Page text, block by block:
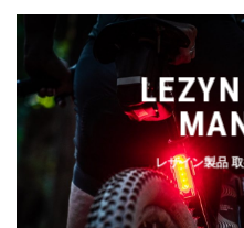
レザイン製品